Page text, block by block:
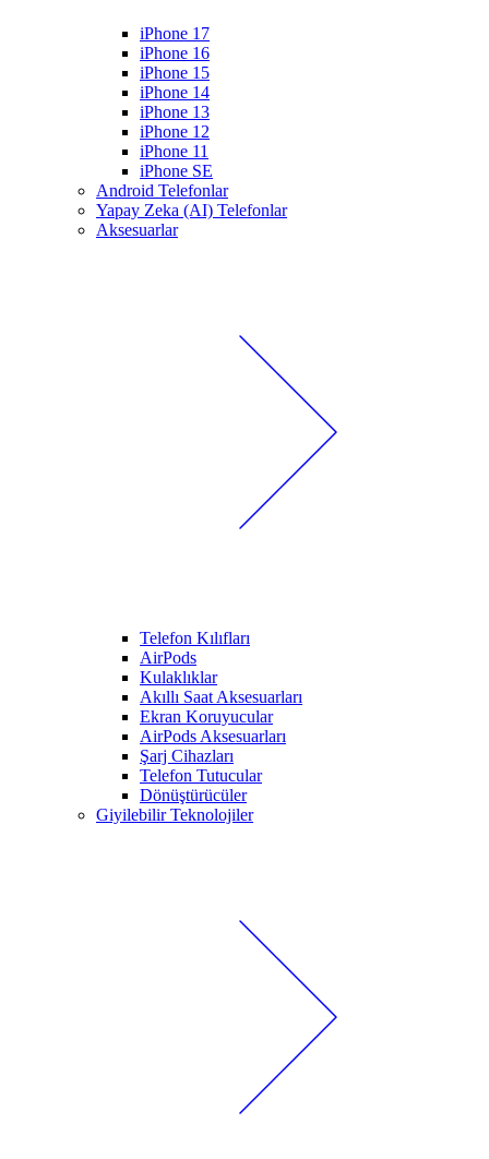
iPhone 17
iPhone 16
iPhone 15
iPhone 14
iPhone 13
iPhone 12
iPhone 11
iPhone SE
Android Telefonlar
Yapay Zeka (AI) Telefonlar
Aksesuarlar
Telefon Kılıfları
AirPods
Kulaklıklar
Akıllı Saat Aksesuarları
Ekran Koruyucular
AirPods Aksesuarları
Şarj Cihazları
Telefon Tutucular
Dönüştürücüler
Giyilebilir Teknolojiler